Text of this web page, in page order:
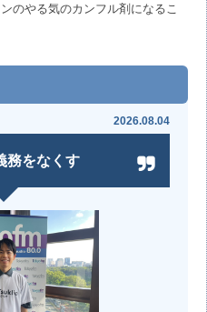
のやる気のカンフル剤になるこ
2026.08.04
務をなくす